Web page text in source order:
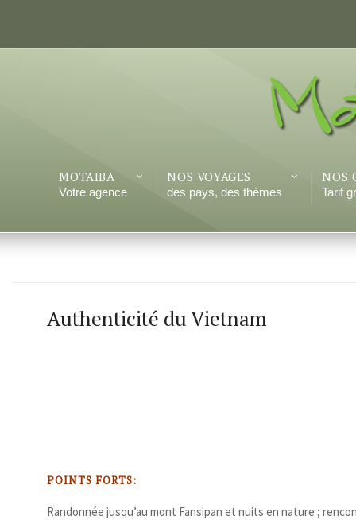
MOTAIBA
Votre agence
NOS VOYAGES
des pays, des thèmes
NOS
Tarif
Authenticité du Vietnam
POINTS FORTS:
Randonnée jusqu’au mont Fansipan et nuits en nature ;